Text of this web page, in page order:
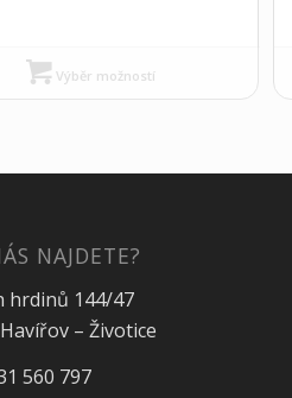
Výběr možností
NAJDETE?
hrdinů 144/47
– Životice
560 797